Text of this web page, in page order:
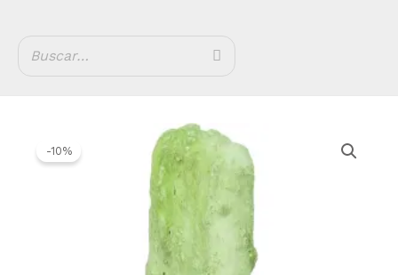
-10%
original
2.99 €.
El
precio
actual
es:
2.70 €.
Helado